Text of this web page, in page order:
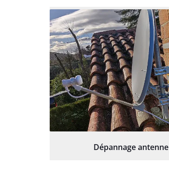
Dépannage